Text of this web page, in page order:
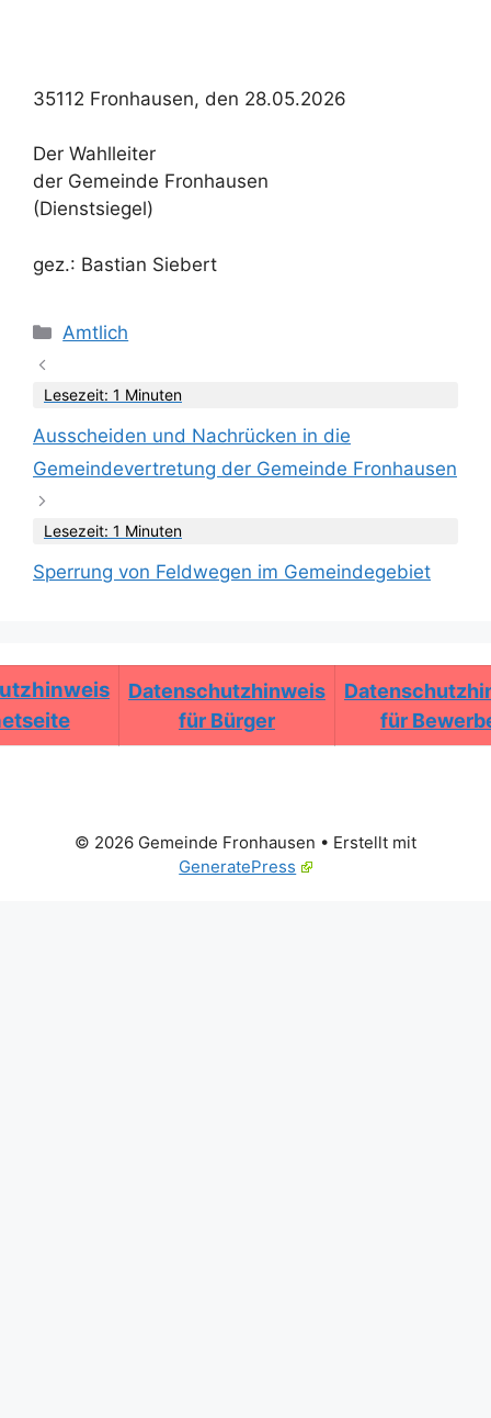
35112 Fronhausen, den 28.05.2026
Der Wahlleiter
der Gemeinde Fronhausen
(Dienstsiegel)
gez.: Bastian Siebert
Kategorien
Amtlich
Lesezeit: 1 Minuten
Ausscheiden und Nachrücken in die
Gemeindevertretung der Gemeinde Fronhausen
Lesezeit: 1 Minuten
Sperrung von Feldwegen im Gemeindegebiet
Datenschutzhinweis
für Bürger
für
© 2026 Gemeinde Fronhausen • Erstellt mit
GeneratePress